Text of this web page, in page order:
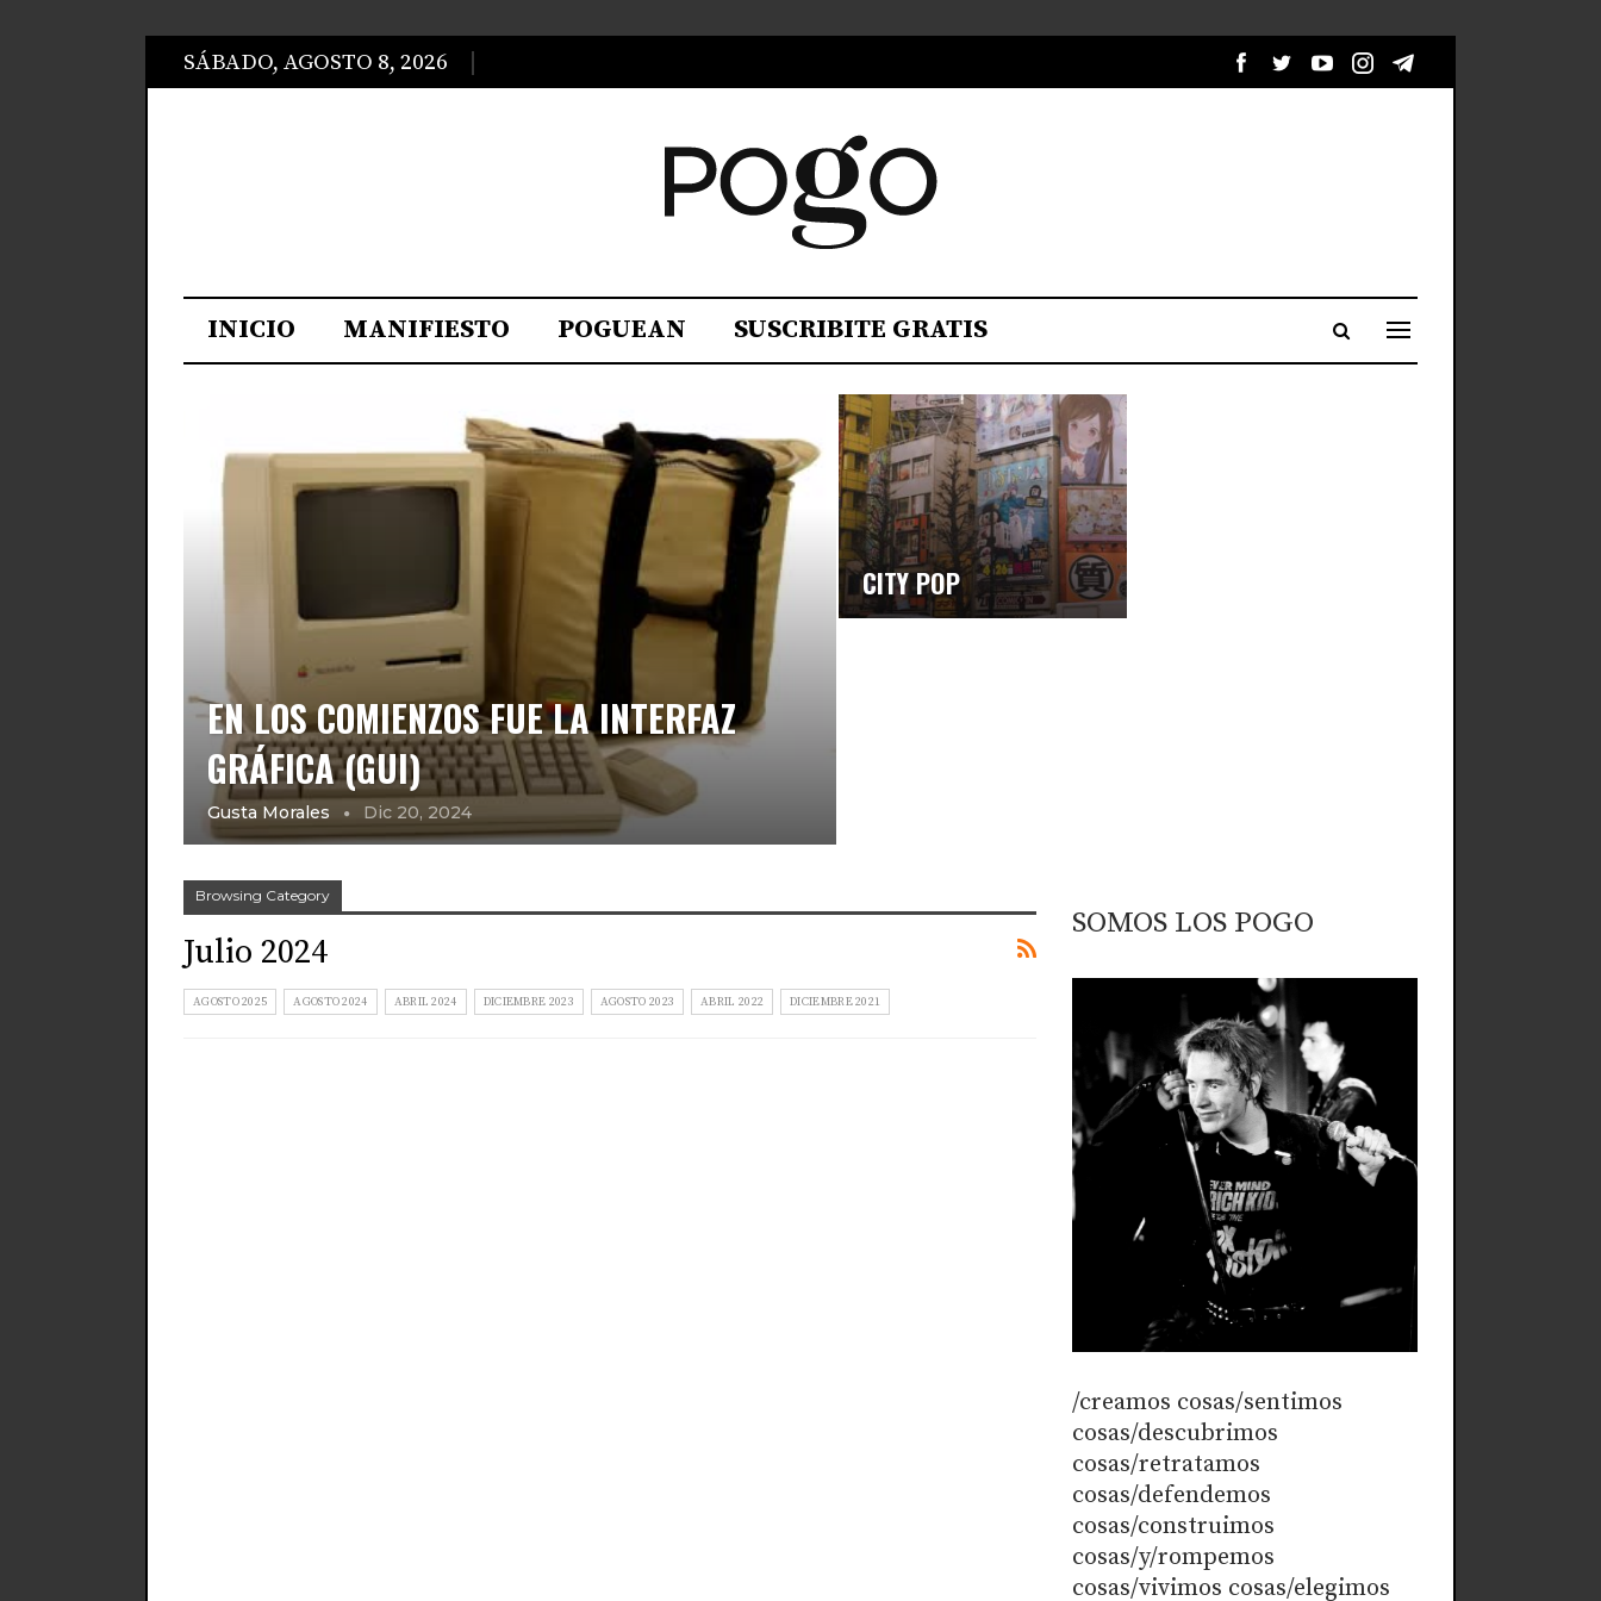
SÁBADO, AGOSTO 8, 2026
INICIO MANIFIESTO POGUEAN SUSCRIBITE GRATIS
EN LOS COMIENZOS FUE LA INTERFAZ
GRÁFICA (GUI)
Gusta Morales Dic 20, 2024
CITY POP
Browsing Category
Julio 2024
AGOSTO 2025 AGOSTO 2024 ABRIL 2024 DICIEMBRE 2023 AGOSTO 2023 ABRIL 2022 DICIEMBRE 2021
SOMOS LOS POGO
/creamos cosas/sentimos
cosas/descubrimos
cosas/retratamos
cosas/defendemos
cosas/construimos
cosas/y/rompemos
cosas/vivimos cosas/elegimos